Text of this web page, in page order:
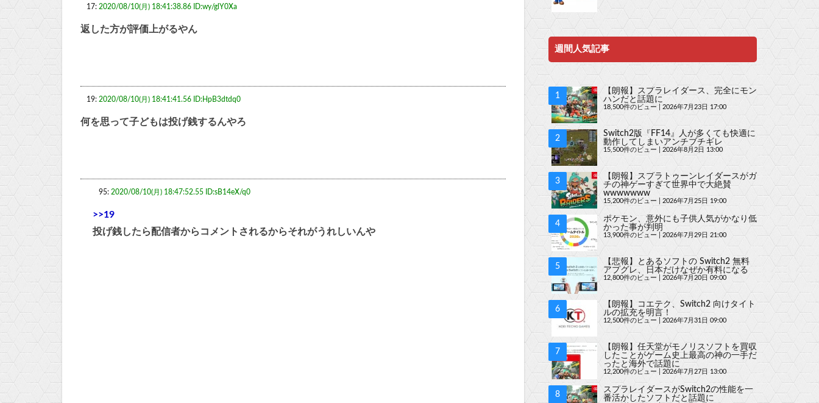
17: 2020/08/10(月) 18:41:38.86 ID:wy/glY0Xa
返した方が評価上がるやん
19: 2020/08/10(月) 18:41:41.56 ID:HpB3dtdq0
何を思って子どもは投げ銭するんやろ
95: 2020/08/10(月) 18:47:52.55 ID:sB14eX/q0
>>19
投げ銭したら配信者からコメントされるからそれがうれしいんや
週間人気記事
【朗報】スプラレイダース、完全にモン
ハンだと話題に
18,500件のビュー| 2026年7月23日 17:00
Switch2版『FF14』人が多くても快適に
動作してしまいアンチブチギレ
15,500件のビュー 2026年8月2日 13:00
【朗報】スプラトゥーンレイダースがガ
チの神ゲーすぎて世界中で大絶賛
wwwwwww
15,200件のビュー 2026年7月25日 19:00
ポケモン、意外にも子供人気がかなり低
かった事が判明
13,900件のビュー 2026年7月29日 21:00
【悲報】とあるソフトの Switch2 無料
アプグレ、日本だけなぜか有料になる
12,800件のビュー 2026年7月20日 09:00
【朗報】コエテク、Switch2 向けタイト
ルの拡充を明言！
12,500件のビュー 2026年7月31日 09:00
【朗報】任天堂がモノリスソフトを買収
したことがゲーム史上最高の神の一手だ
ったと海外で話題に
12,200件のビュー 2026年7月27日 13:00
スプラレイダースがSwitch2の性能を一
番活かしたソフトだと話題に